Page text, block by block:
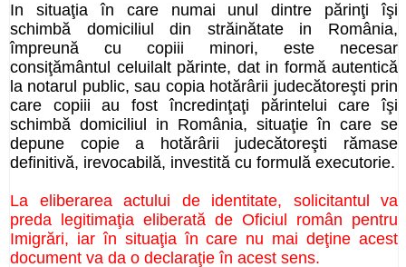
In situaţia în care numai unul dintre părinţi îşi
schimbă domiciliul din străinătate in România,
împreună cu copiii minori, este necesar
consiţământul celuilalt părinte, dat in formă autentică
la notarul public, sau copia hotărârii judecătoreşti prin
care copiii au fost încredinţaţi părintelui care îşi
schimbă domiciliul in România, situaţie în care se
depune copie a hotărârii judecătoreşti rămase
definitivă, irevocabilă, investită cu formulă executorie.
La eliberarea actului de identitate, solicitantul va
preda legitimaţia eliberată de Oficiul român pentru
Imigrări, iar în situaţia în care nu mai deţine acest
document va da o declaraţie în acest sens.